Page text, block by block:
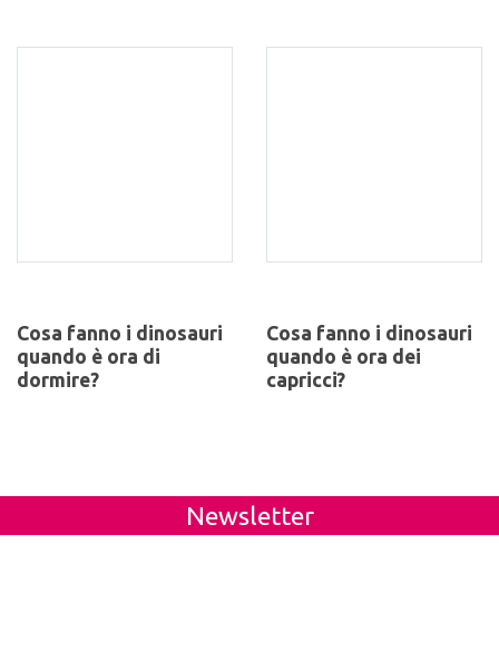
Cosa fanno i dinosauri
quando è ora di
dormire?
Cosa fanno i dinosauri
quando è ora dei
capricci?
Newsletter